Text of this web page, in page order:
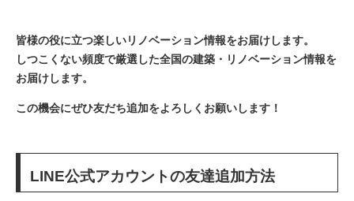
皆様の役に立つ楽しいリノベーション情報をお届けします。
しつこくない頻度で厳選した全国の建築・リノベーション情報を
お届けします。
この機会にぜひ友だち追加をよろしくお願いします！
LINE公式アカウントの友達追加方法